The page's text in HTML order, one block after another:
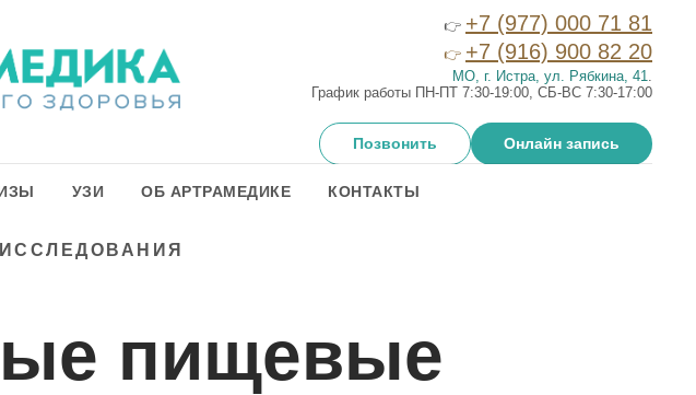
👉 +7 (977) 000 71 81
👉 +7 (916) 900 82 20
МО, г. Истра, ул. Рябкина, 41.
График работы ПН-ПТ 7:30-19:00, СБ-ВС 7:30-17:00
Позвонить Онлайн запись
УЗИ ОБ АРТРАМЕДИКЕ КОНТАКТЫ
пищевые